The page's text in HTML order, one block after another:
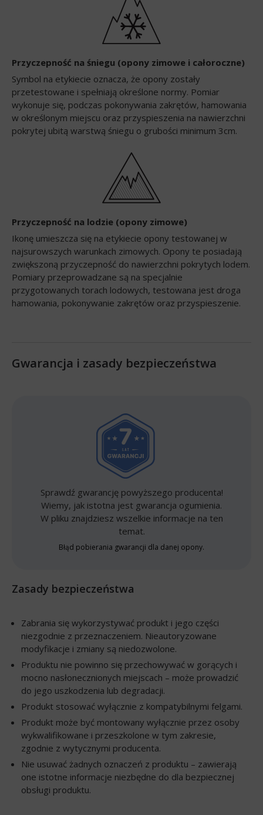
Przyczepność na śniegu (opony zimowe i całoroczne)
Symbol na etykiecie oznacza, że opony zostały
przetestowane i spełniają określone normy. Pomiar
wykonuje się, podczas pokonywania zakrętów, hamowania
w określonym miejscu oraz przyspieszenia na nawierzchni
pokrytej ubitą warstwą śniegu o grubości minimum 3cm.
Przyczepność na lodzie (opony zimowe)
Ikonę umieszcza się na etykiecie opony testowanej w
najsurowszych warunkach zimowych. Opony te posiadają
zwiększoną przyczepność do nawierzchni pokrytych lodem.
Pomiary przeprowadzane są na specjalnie
przygotowanych torach lodowych, testowana jest droga
hamowania, pokonywanie zakrętów oraz przyspieszenie.
Gwarancja i zasady bezpieczeństwa
Sprawdź gwarancję powyższego producenta!
Wiemy, jak istotna jest gwarancja ogumienia.
W pliku znajdziesz wszelkie informacje na ten
temat.
Błąd pobierania gwarancji dla danej opony.
Zasady bezpieczeństwa
Zabrania się wykorzystywać produkt i jego części
niezgodnie z przeznaczeniem. Nieautoryzowane
modyfikacje i zmiany są niedozwolone.
Produktu nie powinno się przechowywać w gorących i
mocno nasłonecznionych miejscach – może prowadzić
do jego uszkodzenia lub degradacji.
Produkt stosować wyłącznie z kompatybilnymi felgami.
Produkt może być montowany wyłącznie przez osoby
wykwalifikowane i przeszkolone w tym zakresie,
zgodnie z wytycznymi producenta.
Nie usuwać żadnych oznaczeń z produktu – zawierają
one istotne informacje niezbędne do dla bezpiecznej
obsługi produktu.